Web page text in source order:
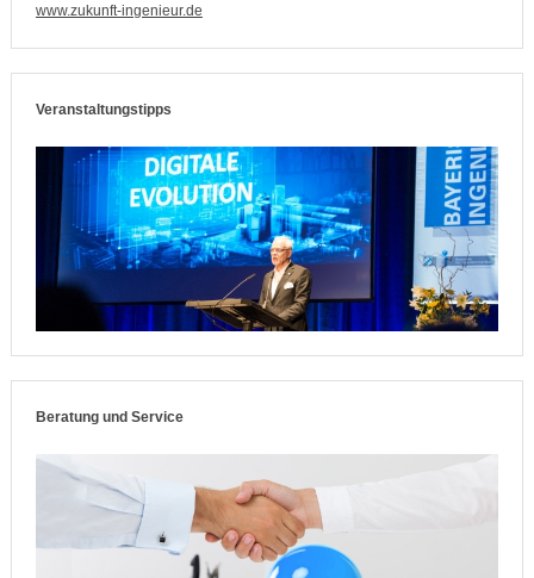
www.zukunft-ingenieur.de
Veranstaltungstipps
Beratung und Service